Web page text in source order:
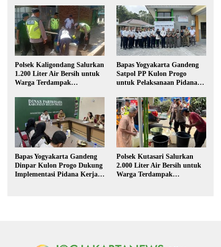
Polsek Kaligondang Salurkan
1.200 Liter Air Bersih untuk
Warga Terdampak
Bapas Yogyakarta Gandeng
Satpol PP Kulon Progo
untuk Pelaksanaan Pidana
Bapas Yogyakarta Gandeng
Dinpar Kulon Progo Dukung
Implementasi Pidana Kerja
Polsek Kutasari Salurkan
2.000 Liter Air Bersih untuk
Warga Terdampak